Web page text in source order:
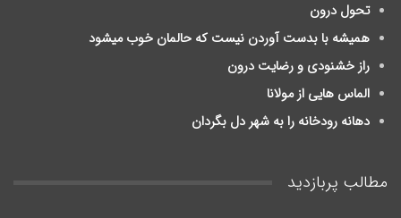
تحول درون
ﻫﻤﯿﺸﻪ ﺑﺎ ﺑﺪﺳﺖ ﺁﻭﺭﺩﻥ ﻧﯿﺴﺖ ﮐﻪ ﺣﺎلمان ﺧﻮﺏ ﻣﯿﺸﻮﺩ
راز خشنودی و رضایت درون
الماس هایی از مولانا
دهانه رودخانه را به شهر دل بگردان
مطالب پربازدید